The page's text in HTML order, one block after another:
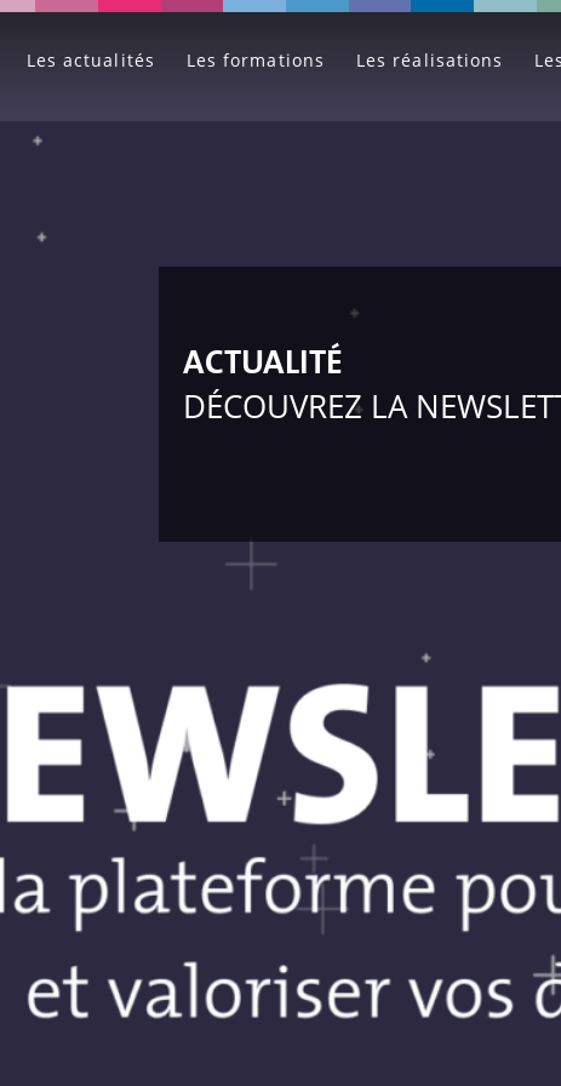
Les actualités Les formations Les réalisations
ACTUALITÉ
DÉCOUVREZ LA